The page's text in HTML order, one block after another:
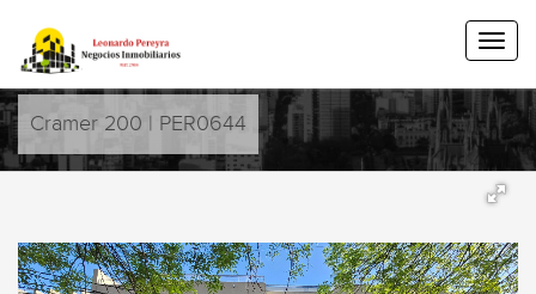
Cramer 200 | PER0644